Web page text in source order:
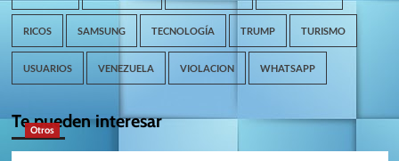
RICOS SAMSUNG TECNOLOGÍA TRUMP TURISMO
USUARIOS VENEZUELA VIOLACION WHATSAPP
Te pueden interesar
Otros